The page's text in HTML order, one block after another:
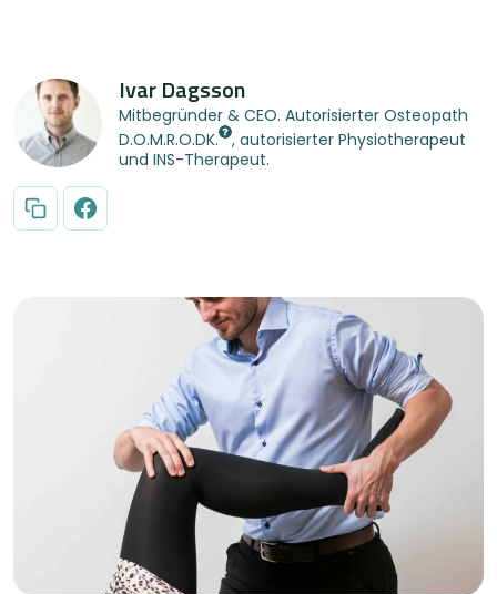
Ivar Dagsson
Mitbegründer & CEO. Autorisierter Osteopath
D.O.M.R.O.DK.
, autorisierter Physiotherapeut
und INS-Therapeut.